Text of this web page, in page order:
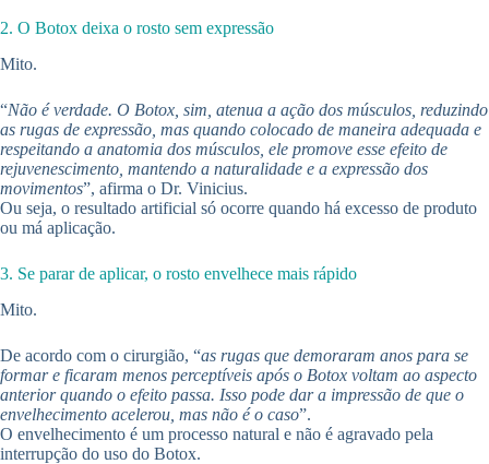
2. O Botox deixa o rosto sem expressão
Mito.
“Não é verdade. O Botox, sim, atenua a ação dos músculos, reduzindo
as rugas de expressão, mas quando colocado de maneira adequada e
respeitando a anatomia dos músculos, ele promove esse efeito de
rejuvenescimento, mantendo a naturalidade e a expressão dos
movimentos”, afirma o Dr. Vinicius.
Ou seja, o resultado artificial só ocorre quando há excesso de produto
ou má aplicação.
3. Se parar de aplicar, o rosto envelhece mais rápido
Mito.
De acordo com o cirurgião, “as rugas que demoraram anos para se
formar e ficaram menos perceptíveis após o Botox voltam ao aspecto
anterior quando o efeito passa. Isso pode dar a impressão de que o
envelhecimento acelerou, mas não é o caso”.
O envelhecimento é um processo natural e não é agravado pela
interrupção do uso do Botox.